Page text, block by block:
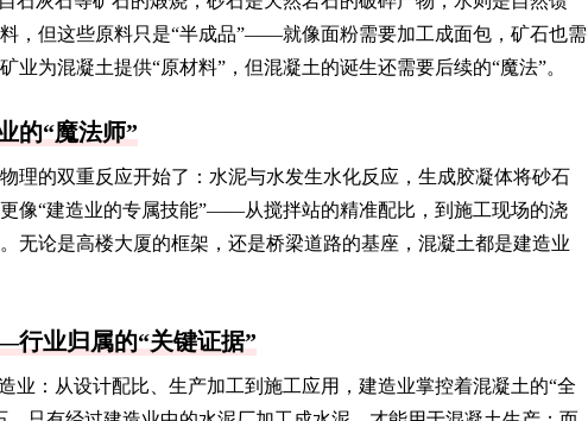
，但这些原料只是“半成品”——就像面粉需要加工成面包，矿石也需
为混凝土提供“原材料”，但混凝土的诞生还需要后续的“魔法”。
的“魔法师”
理的双重反应开始了：水泥与水发生水化反应，生成胶凝体将砂石
像“建造业的专属技能”——从搅拌站的精准配比，到施工现场的浇
无论是高楼大厦的框架，还是桥梁道路的基座，混凝土都是建造业
业归属的“关键证据”
业：从设计配比、生产加工到施工应用，建造业掌控着混凝土的“全